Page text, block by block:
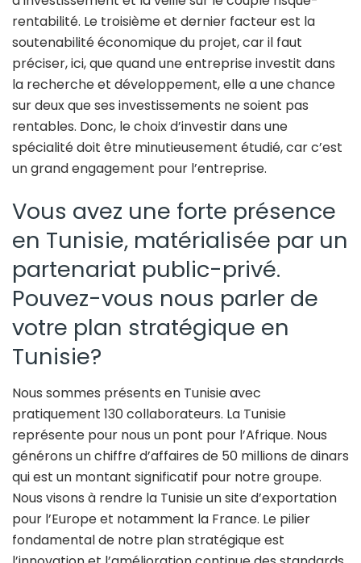
rentabilité. Le troisième et dernier facteur est la
soutenabilité économique du projet, car il faut
préciser, ici, que quand une entreprise investit dans
la recherche et développement, elle a une chance
sur deux que ses investissements ne soient pas
rentables. Donc, le choix d’investir dans une
spécialité doit être minutieusement étudié, car c’est
un grand engagement pour l’entreprise.
Vous avez une forte présence
en Tunisie, matérialisée par un
partenariat public-privé.
Pouvez-vous nous parler de
votre plan stratégique en
Tunisie?
Nous sommes présents en Tunisie avec
pratiquement 130 collaborateurs. La Tunisie
représente pour nous un pont pour l’Afrique. Nous
générons un chiffre d’affaires de 50 millions de dinars
qui est un montant significatif pour notre groupe.
Nous visons à rendre la Tunisie un site d’exportation
pour l’Europe et notamment la France. Le pilier
fondamental de notre plan stratégique est